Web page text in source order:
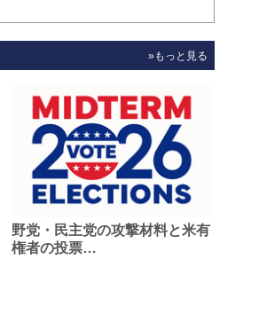
»もっと見る
野党・民主党の攻撃材料と米有
権者の投票…